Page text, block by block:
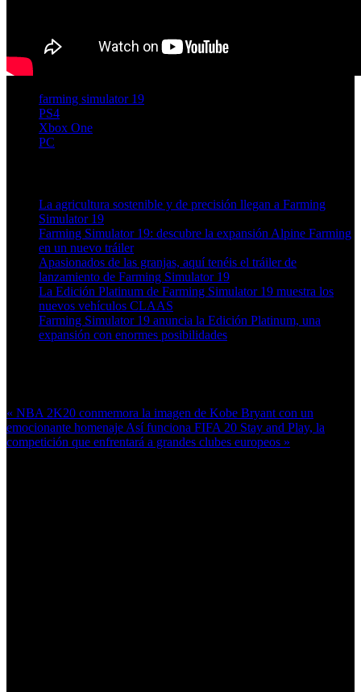
farming simulator 19
PS4
Xbox One
PC
La agricultura sostenible y de precisión llegan a Farming
Simulator 19
Farming Simulator 19: descubre la expansión Alpine Farming
en un nuevo tráiler
Apasionados de las granjas, aquí tenéis el tráiler de
lanzamiento de Farming Simulator 19
La Edición Platinum de Farming Simulator 19 muestra los
nuevos vehículos CLAAS
Farming Simulator 19 anuncia la Edición Platinum, una
expansión con enormes posibilidades
« NBA 2K20 conmemora la imagen de Kobe Bryant con un
emocionante homenaje Así funciona FIFA 20 Stay and Play, la
competición que enfrentará a grandes clubes europeos »